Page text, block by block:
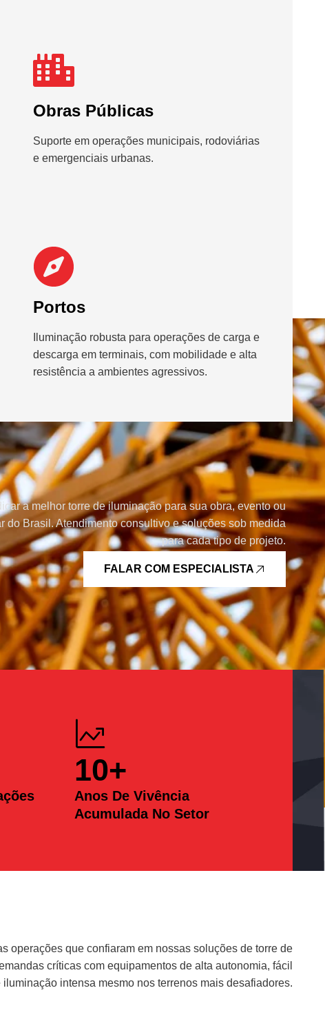
Obras Públicas
Suporte em operações municipais, rodoviárias
e emergenciais urbanas.
Portos
Iluminação robusta para operações de carga e
descarga em terminais, com mobilidade e alta
resistência a ambientes agressivos.
a melhor torre de iluminação para sua obra, evento ou
do Brasil. Atendimento consultivo e soluções sob medida
para cada tipo de projeto.
FALAR COM ESPECIALISTA
Anos De Vivência
Acumulada No Setor
10+
operações que confiaram em nossas soluções de torre de
críticas com equipamentos de alta autonomia, fácil
intensa mesmo nos terrenos mais desafiadores.